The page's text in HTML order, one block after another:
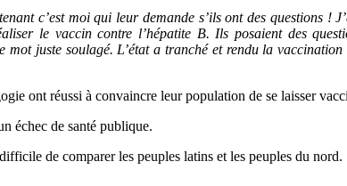
c’est moi qui leur demande s’ils ont des questions !
le vaccin contre l’hépatite B. Ils posaient des
juste soulagé. L’état a tranché et rendu la
ont réussi à convaincre leur population de se laisser
échec de santé publique.
de comparer les peuples latins et les peuples du nord.